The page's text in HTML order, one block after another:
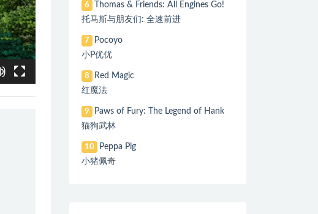
6
Thomas & Friends: All Engines Go!
托马斯与朋友们: 全速前进
7
Pocoyo
小P优优
8
Red Magic
红魔法
9
Paws of Fury: The Legend of Hank
猫狗武林
10
Peppa Pig
小猪佩奇